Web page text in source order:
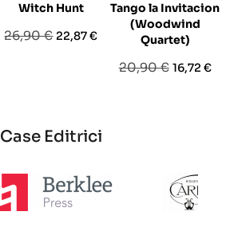
Witch Hunt
Prezzo
26,90 € Prezzo
22,87 €
Tango la Invitacion
(Woodwind
Quartet)
Prezzo
20,90 € Prezzo
16,72 €
Case Editrici